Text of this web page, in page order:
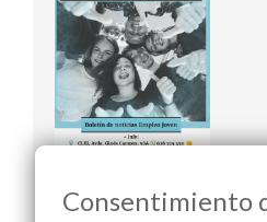
Boletín de empleo
Consentimiento